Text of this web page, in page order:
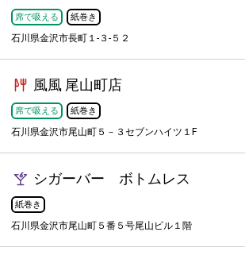
席で吸える 紙巻き
石川県金沢市長町１-３-５２
風風 尾山町店
席で吸える 紙巻き
石川県金沢市尾山町５－３セブンハイツ１F
シガーバー ボトムレス
紙巻き
石川県金沢市尾山町５番５号尾山ビル１階